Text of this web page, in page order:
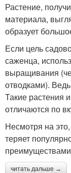
Растение,
материала,
образует
Если цель
саженца,
выращивания
отводками).
Такие растения
отличаются по
Несмотря на
теряет
читать дальше →